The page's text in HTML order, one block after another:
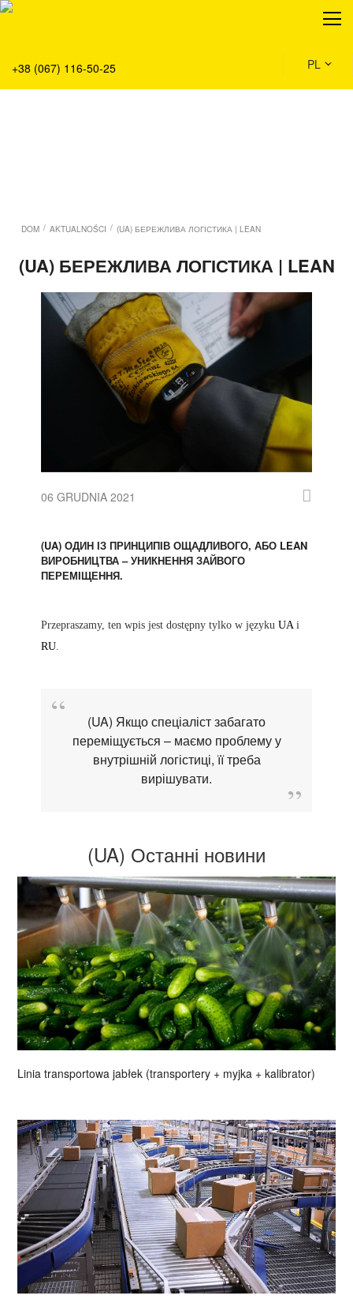
+38 (067) 116-50-25 PL
O nas
Serwis
Rozwiązania
DOM / AKTUALNOŚCI / (UA) БЕРЕЖЛИВА ЛОГІСТИКА | LEAN
(UA) БЕРЕЖЛИВА ЛОГІСТИКА | LEAN
06 GRUDNIA 2021
(UA) ОДИН ІЗ ПРИНЦИПІВ ОЩАДЛИВОГО, АБО LEAN
ВИРОБНИЦТВА – УНИКНЕННЯ ЗАЙВОГО
ПЕРЕМІЩЕННЯ.
Przepraszamy, ten wpis jest dostępny tylko w językuUA i
RU
(UA) Якщо спеціаліст забагато
переміщується – маємо проблему у
внутрішній логістиці, її треба
вирішувати.
(UA) Останні новини
Linia transportowa jabłek (transportery + myjka + kalibrator)